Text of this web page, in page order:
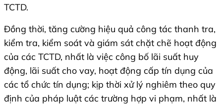
TCTD.
Đồng thời, tăng cường hiệu quả công tác thanh tra,
kiểm tra, kiểm soát và giám sát chặt chẽ hoạt động
của các TCTD, nhất là việc công bố lãi suất huy
động, lãi suất cho vay, hoạt động cấp tín dụng của
các tổ chức tín dụng; kịp thời xử lý nghiêm theo quy
định của pháp luật các trường hợp vi phạm, nhất là